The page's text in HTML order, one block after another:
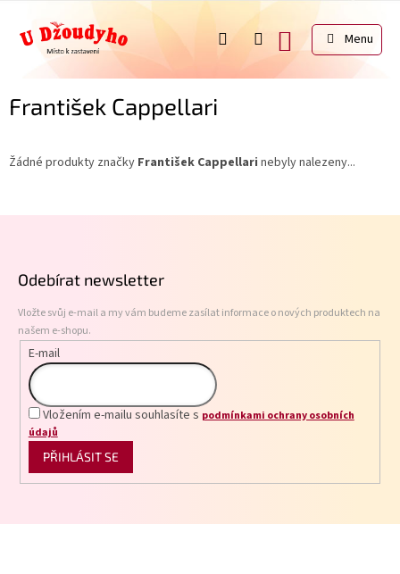
obsah
NÁKUPNÍ
KOŠÍK
František Cappellari
Žádné produkty značky František Cappellari nebyly nalezeny...
Odebírat newsletter
Vložte svůj e-mail a my vám budeme zasílat informace o nových produktech na
našem e-shopu.
E-mail
Vložením e-mailu souhlasíte s podmínkami ochrany osobních
údajů
PŘIHLÁSIT SE